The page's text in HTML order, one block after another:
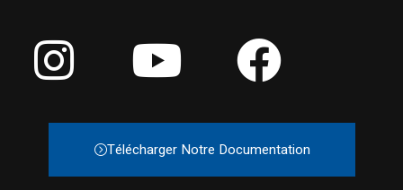
Télécharger Notre Documentation